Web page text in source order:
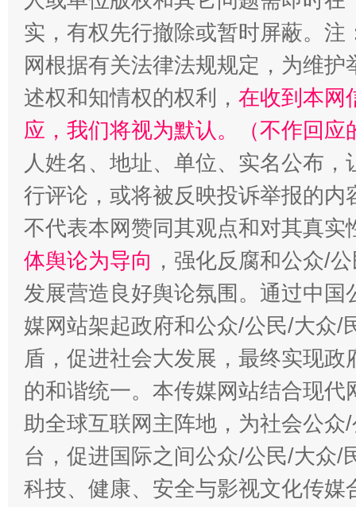
实，有权先行撤除或暂时屏蔽。
网根据有关法律法规规定，为维
述权和知情权的权利， 在收到本网
应，我们将视为默认。（不作回应
人姓名、地址、单位、实名公布
行评论，或将被反映投诉举报的
不代表本网赞同其观点和对其真实
体舆论为导向 ，强化反腐和公众/
发展营造良好舆论氛围。通过中
媒网站架起政府和公众/公民/大众/
盾，促进社会大发展，最终实现
的和谐统一。本传媒网站结合现
助全球互联网主阵地，为社会公
台，促进国际之间公众/公民/大众/
科技、健康、安全与影视文化传